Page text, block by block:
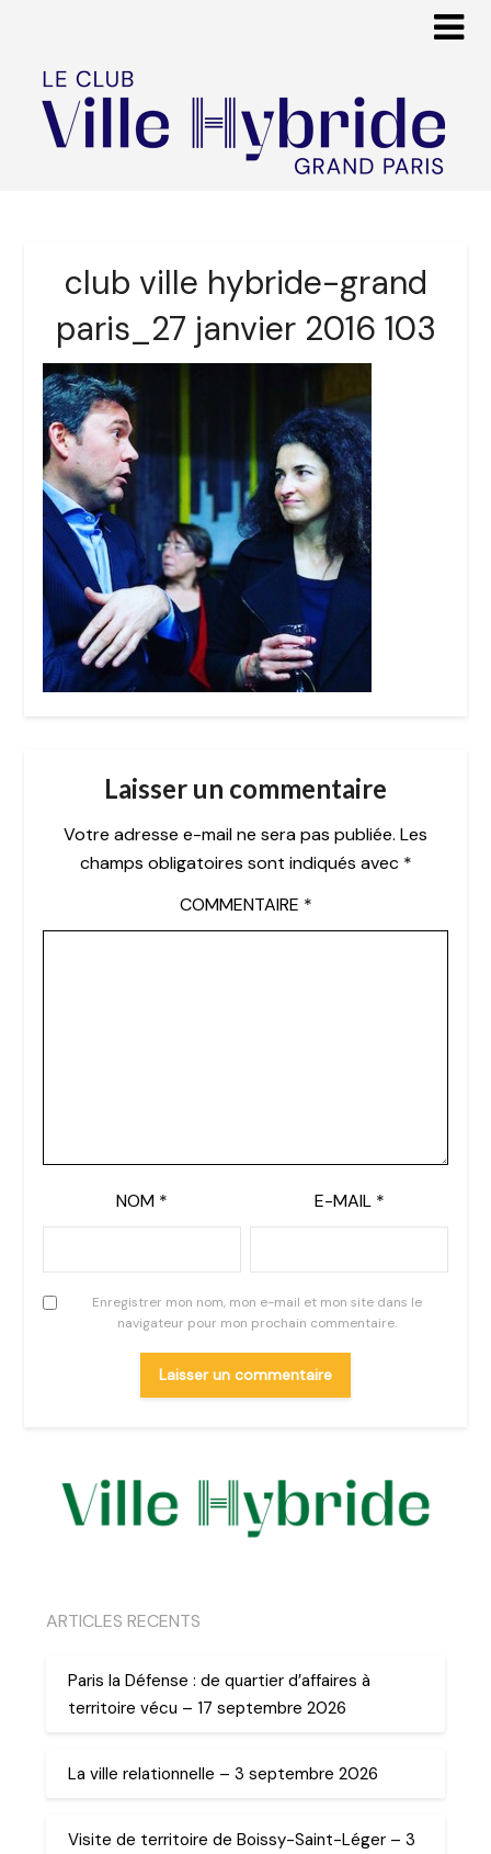
club ville hybride-grand
paris_27 janvier 2016 103
Laisser un commentaire
Votre adresse e-mail ne sera pas publiée. Les
champs obligatoires sont indiqués avec *
COMMENTAIRE *
NOM * E-MAIL *
Enregistrer mon nom, mon e-mail et mon site dans le
navigateur pour mon prochain commentaire.
ARTICLES RECENTS
Paris la Défense : de quartier d’affaires à
territoire vécu – 17 septembre 2026
La ville relationnelle – 3 septembre 2026
Visite de territoire de Boissy-Saint-Léger – 3